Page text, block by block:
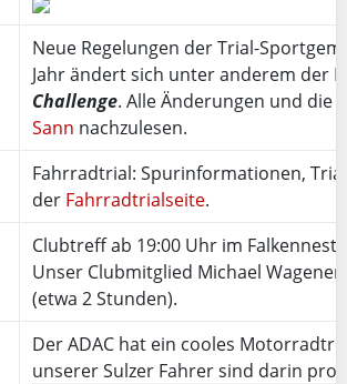
Neue Regelungen der Trial-
Jahr ändert sich unter anderem der
Challenge. Alle Änderungen und
Sann nachzulesen.
Fahrradtrial: Spurinformationen,
der Fahrradtrialseite.
Clubtreff ab 19:00 Uhr im Falkennest
Unser Clubmitglied Michael
(etwa 2 Stunden).
Der ADAC hat ein cooles
unserer Sulzer Fahrer sind darin